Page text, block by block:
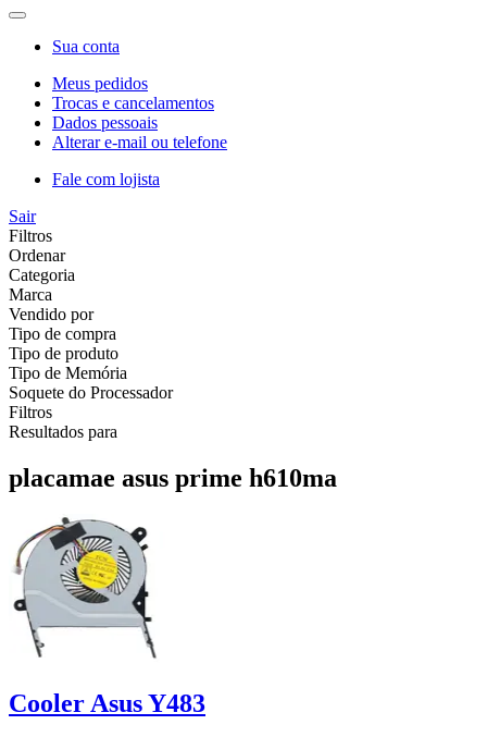
Sua conta
Meus pedidos
Trocas e cancelamentos
Dados pessoais
Alterar e-mail ou telefone
Fale com lojista
Sair
Filtros
Ordenar
Categoria
Marca
Vendido por
Tipo de compra
Tipo de produto
Tipo de Memória
Soquete do Processador
Filtros
Resultados para
placamae asus prime h610ma
Cooler Asus Y483